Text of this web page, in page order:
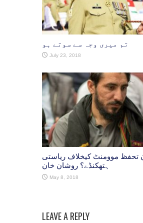
تم میری وجہ سے سوتے ہو
July 23, 2018
تحفظ موومنٹ کیخلاف ریاستی
ہتھکنڈے؟ روشان خان
May 8, 2018
LEAVE A REPLY